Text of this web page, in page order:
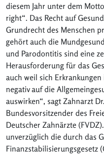
diesem Jahr unter dem
right“. Das Recht auf
Grundrecht des Menschen
gehört auch die
und Parodontitis sind eine
Herausforderung für das
auch weil sich
negativ auf die
auswirken“, sagt Zahnarzt
Bundesvorsitzender des
Deutscher Zahnärzte
unverzüglich die durch das
Finanzstabilisierungsgesetz